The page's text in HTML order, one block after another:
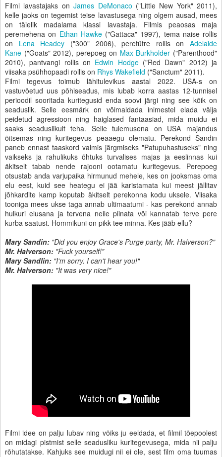
Filmi lavastajaks onJames DeMonaco ("Little New York" 2011),
kelle jaoks on tegemist teise lavastusega ning olgem ausad, mees
on täielik madalama klassi lavastaja. Filmis peaosas maja
peremehena on Ethan Hawke("Gattaca" 1997), tema naise rollis
on Lena Headey ("300" 2006), peretütre rollis on Adelaide
Kane ("Goats" 2012), perepoeg on Max Burkholder ("Parenthood"
2010), pantvangi rollis on Edwin Hodge("Red Dawn" 2012) ja
viisaka psühhopaadi rollis on Rhys Wakefield ("Sanctum" 2011).
Filmi tegevus toimub lähitulevikus aastal 2022. USA-s on
vastuvõetud uus põhiseadus, mis lubab korra aastas 12-tunnisel
perioodil sooritada kuritegusid enda soovi järgi ning see kõik on
seaduslik. Selle eesmärk on võimaldada inimestel elada välja
peidetud agressioon ning haiglased fantaasiad, mida muidu ei
saaks seaduslikult teha. Selle tulemusena on USA majandus
õitsemas ning kuritegevus peaaegu olematu. Perekond Sandin
paneb ennast taaskord valmis järgmiseks "Patupuhastuseks" ning
vaikseks ja rahulikuks õhtuks turvalises majas ja eeslinnas kui
äkitselt tabab nende rajooni ootamatu kuritegevus. Perepoeg
otsustab anda varjupaika hirmunud mehele, kes on jooksmas oma
elu eest, kuid see heategu ei jää karistamata kui meest jällitav
jõhkardite kamp koputab äkitselt perekonna kodu uksele. Viisaka
tooniga mees ukse taga annab ultimaatumi - kas perekond annab
hulkuri elusana ja tervena neile piinata või kannatab terve pere
kurba saatust. Hommikuni on pikk tee minna. Kes jääb ellu?
Mary Sandin: "Did you enjoy Grace's Purge party, Mr. Halverson?"
Mr. Halverson: "Fuck yourself!"
Mary Sandlin: "I'm sorry. I can't hear you!"
Mr. Halverson: "It was very nice!"
Filmi idee on palju lubav ning võiks ju eeldada, et filmil tõepoolest
on midagi pistmist selle seadusliku kuritegevusega, mida nii palju
rõhutatakse. Kahjuks see muidugi nii ei ole, sest film oma tuumas